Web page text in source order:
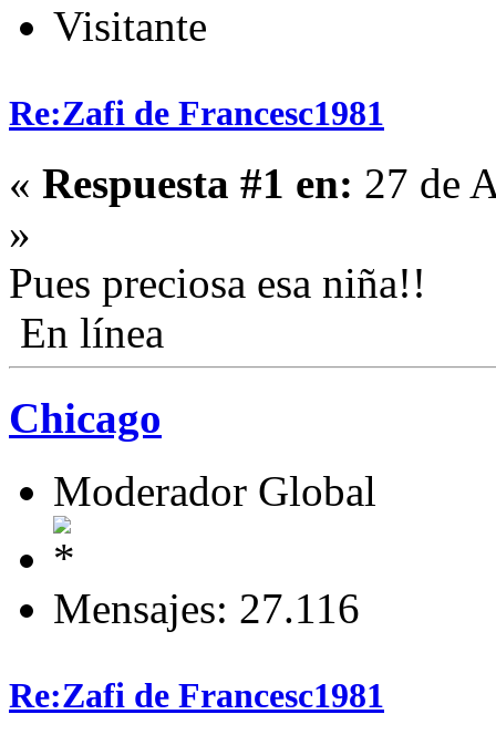
Visitante
Re:Zafi de Francesc1981
« Respuesta #1 en: 27 de
»
Pues preciosa esa niña!!
En línea
Chicago
Moderador Global
Mensajes: 27.116
Re:Zafi de Francesc1981